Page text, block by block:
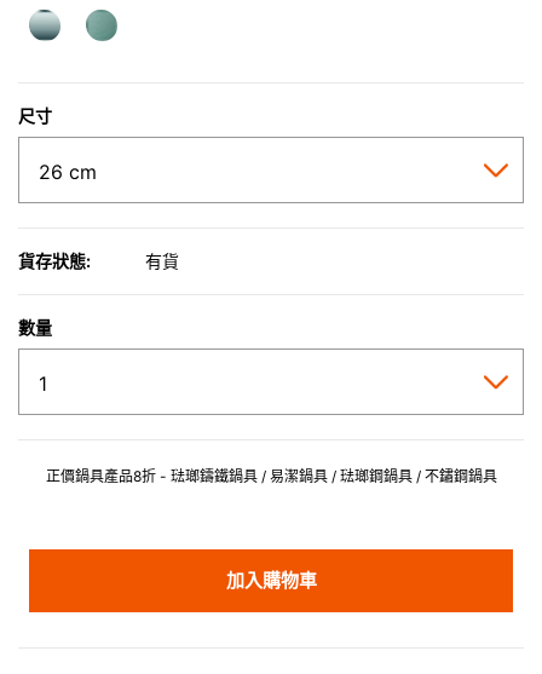
尺寸
貨存狀態: 有貨
數量
正價鍋具產品8折 - 琺瑯鑄鐵鍋具 / 易潔鍋具 / 琺瑯鋼鍋具 / 不鏽鋼鍋具
加入購物車